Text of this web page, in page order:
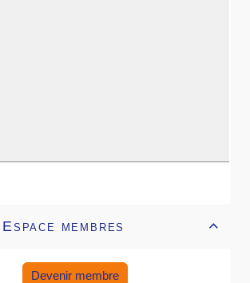

Espace membres
Devenir membre